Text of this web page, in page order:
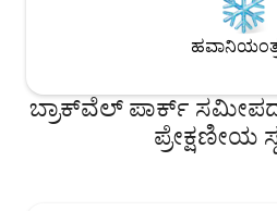
ಬ್ರಾಕ್‌ವೆಲ್ ಪಾರ್ಕ್
ಪ್ರೇಕ್ಷಣೀಯ